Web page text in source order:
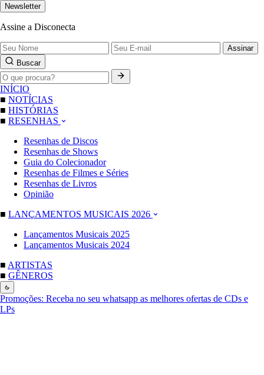
Newsletter
Assine a Disconecta
Assinar
Buscar
INÍCIO
■ NOTÍCIAS
■ HISTÓRIAS
■ RESENHAS
Resenhas de Discos
Resenhas de Shows
Guia do Colecionador
Resenhas de Filmes e Séries
Resenhas de Livros
Opinião
■ LANÇAMENTOS MUSICAIS 2026
Lançamentos Musicais 2025
Lançamentos Musicais 2024
■ ARTISTAS
■ GÊNEROS
Promoções: Receba no seu whatsapp as melhores ofertas de CDs e
LPs